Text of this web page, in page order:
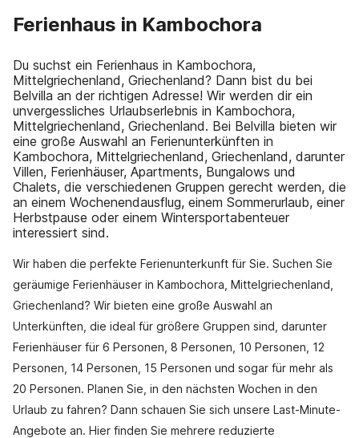
Ferienhaus in Kambochora
Du suchst ein Ferienhaus in Kambochora,
Mittelgriechenland, Griechenland? Dann bist du bei
Belvilla an der richtigen Adresse! Wir werden dir ein
unvergessliches Urlaubserlebnis in Kambochora,
Mittelgriechenland, Griechenland. Bei Belvilla bieten wir
eine große Auswahl an Ferienunterkünften in
Kambochora, Mittelgriechenland, Griechenland, darunter
Villen, Ferienhäuser, Apartments, Bungalows und
Chalets, die verschiedenen Gruppen gerecht werden, die
an einem Wochenendausflug, einem Sommerurlaub, einer
Herbstpause oder einem Wintersportabenteuer
interessiert sind.
Wir haben die perfekte Ferienunterkunft für Sie. Suchen Sie
geräumige Ferienhäuser in Kambochora, Mittelgriechenland,
Griechenland? Wir bieten eine große Auswahl an
Unterkünften, die ideal für größere Gruppen sind, darunter
Ferienhäuser für 6 Personen, 8 Personen, 10 Personen, 12
Personen, 14 Personen, 15 Personen und sogar für mehr als
20 Personen. Planen Sie, in den nächsten Wochen in den
Urlaub zu fahren? Dann schauen Sie sich unsere Last-Minute-
Angebote an. Hier finden Sie mehrere reduzierte